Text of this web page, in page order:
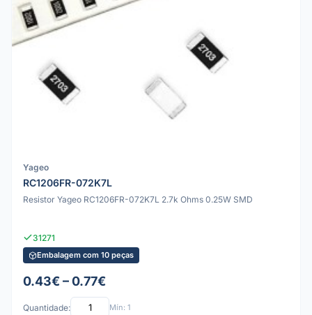
Yageo
RC1206FR-072K7L
Resistor Yageo RC1206FR-072K7L 2.7k Ohms 0.25W SMD
31271
Embalagem com 10 peças
0.43€ – 0.77€
Quantidade: Mín: 1